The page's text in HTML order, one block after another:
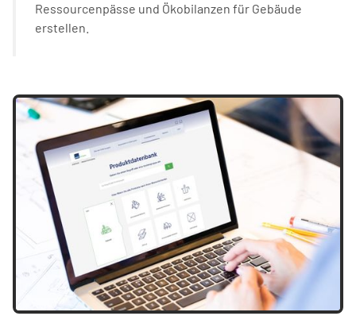
Ressourcenpässe und Ökobilanzen für Gebäude
erstellen.